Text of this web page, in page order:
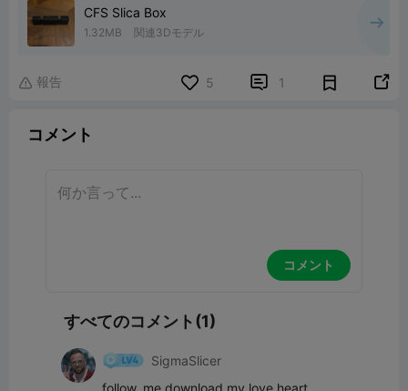
CFS Slica Box
1.32MB 関連3Dモデル
 報告 5  1 
コメント
コメント
すべてのコメント(1)
SigmaSlicer
follow, me download my love heart